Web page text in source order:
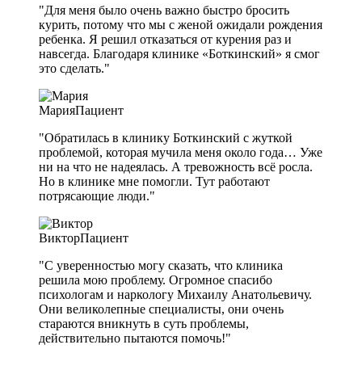
"Для меня было очень важно быстро бросить
курить, потому что мы с женой ожидали рождения
ребенка. Я решил отказаться от курения раз и
навсегда. Благодаря клинике «Боткинский» я смог
это сделать."
МарияПациент
"Обратилась в клинику Боткинский с жуткой
проблемой, которая мучила меня около года… Уже
ни на что не надеялась. А тревожность всё росла.
Но в клинике мне помогли. Тут работают
потрясающие люди."
ВикторПациент
"С уверенностью могу сказать, что клиника
решила мою проблему. Огромное спасибо
психологам и наркологу Михаилу Анатольевичу.
Они великолепные специалисты, они очень
стараются вникнуть в суть проблемы,
действительно пытаются помочь!"